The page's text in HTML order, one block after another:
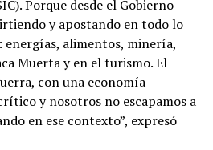
Porque desde el Gobierno
y apostando en todo lo
energías, alimentos, minería,
Muerta y en el turismo. El
con una economía
y nosotros no escapamos a
en ese contexto”, expresó